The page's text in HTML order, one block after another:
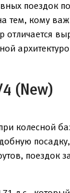
поездок
тем, кому
(New)